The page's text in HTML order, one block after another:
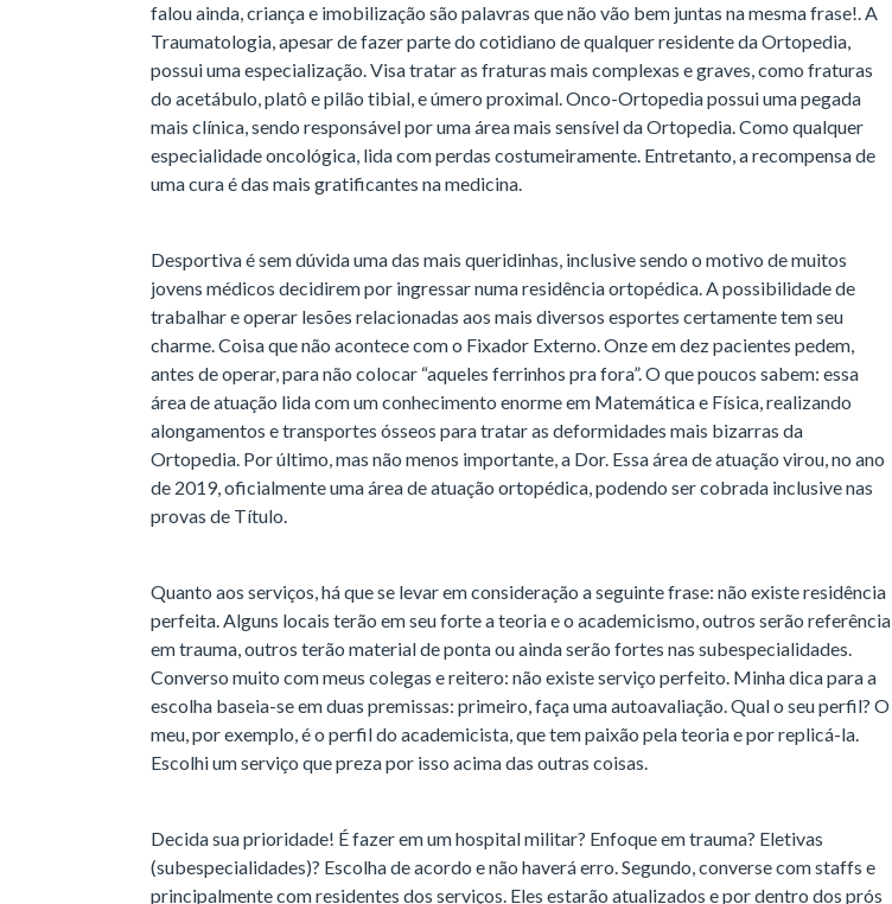
falou ainda, criança e imobilização são palavras que não vão bem juntas na mesma frase!. A
Traumatologia, apesar de fazer parte do cotidiano de qualquer residente da Ortopedia,
possui uma especialização. Visa tratar as fraturas mais complexas e graves, como fraturas
do acetábulo, platô e pilão tibial, e úmero proximal. Onco-Ortopedia possui uma pegada
mais clínica, sendo responsável por uma área mais sensível da Ortopedia. Como qualquer
especialidade oncológica, lida com perdas costumeiramente. Entretanto, a recompensa de
uma cura é das mais gratificantes na medicina.
Desportiva é sem dúvida uma das mais queridinhas, inclusive sendo o motivo de muitos
jovens médicos decidirem por ingressar numa residência ortopédica. A possibilidade de
trabalhar e operar lesões relacionadas aos mais diversos esportes certamente tem seu
charme. Coisa que não acontece com o Fixador Externo. Onze em dez pacientes pedem,
antes de operar, para não colocar “aqueles ferrinhos pra fora”. O que poucos sabem: essa
área de atuação lida com um conhecimento enorme em Matemática e Física, realizando
alongamentos e transportes ósseos para tratar as deformidades mais bizarras da
Ortopedia. Por último, mas não menos importante, a Dor. Essa área de atuação virou, no ano
de 2019, oficialmente uma área de atuação ortopédica, podendo ser cobrada inclusive nas
provas de Título.
Quanto aos serviços, há que se levar em consideração a seguinte frase: não existe residência
perfeita. Alguns locais terão em seu forte a teoria e o academicismo, outros serão referência
em trauma, outros terão material de ponta ou ainda serão fortes nas subespecialidades.
Converso muito com meus colegas e reitero: não existe serviço perfeito. Minha dica para a
escolha baseia-se em duas premissas: primeiro, faça uma autoavaliação. Qual o seu perfil? O
meu, por exemplo, é o perfil do academicista, que tem paixão pela teoria e por replicá-la.
Escolhi um serviço que preza por isso acima das outras coisas.
Decida sua prioridade! É fazer em um hospital militar? Enfoque em trauma? Eletivas
(subespecialidades)? Escolha de acordo e não haverá erro. Segundo, converse com staffs e
principalmente com residentes dos serviços. Eles estarão atualizados e por dentro dos prós